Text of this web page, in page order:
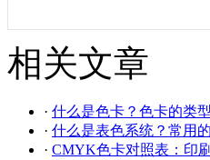
相关文章
· 什么是色卡？色卡的类
· 什么是表色系统？常用
· CMYK色卡对照表：印